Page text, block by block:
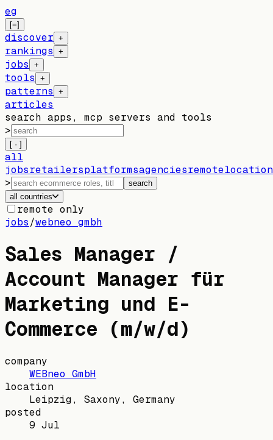
eg
[=]
discover +
rankings +
jobs +
tools +
patterns +
articles
search apps, mcp servers and tools
>
[ · ]
all
jobsretailersplatformsagenciesremote
>
search
all countries
remote only
jobs/webneo gmbh
Sales Manager /
Account Manager für
Marketing und E-
Commerce (m/w/d)
company
WEBneo GmbH
location
Leipzig, Saxony, Germany
posted
9 Jul